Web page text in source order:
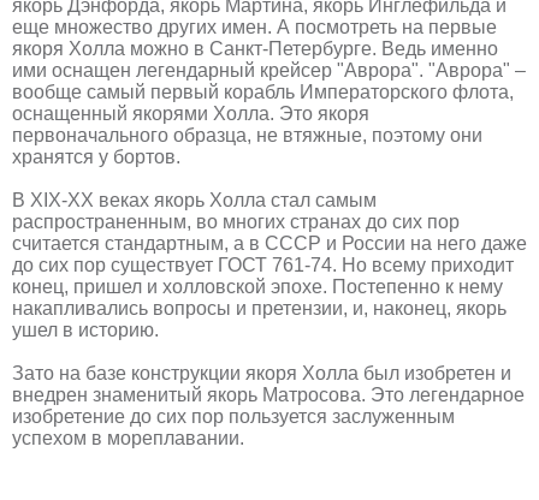
якорь Дэнфорда, якорь Мартина, якорь Инглефильда и
еще множество других имен. А посмотреть на первые
якоря Холла можно в Санкт-Петербурге. Ведь именно
ими оснащен легендарный крейсер "Аврора". "Аврора" –
вообще самый первый корабль Императорского флота,
оснащенный якорями Холла. Это якоря
первоначального образца, не втяжные, поэтому они
хранятся у бортов.
В XIX-XX веках якорь Холла стал самым
распространенным, во многих странах до сих пор
считается стандартным, а в СССР и России на него даже
до сих пор существует ГОСТ 761-74. Но всему приходит
конец, пришел и холловской эпохе. Постепенно к нему
накапливались вопросы и претензии, и, наконец, якорь
ушел в историю.
Зато на базе конструкции якоря Холла был изобретен и
внедрен знаменитый якорь Матросова. Это легендарное
изобретение до сих пор пользуется заслуженным
успехом в мореплавании.